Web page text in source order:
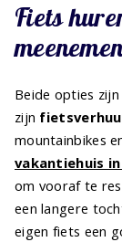
Fiets
Beide opties
zijn
mountainbikes
vakantiehuis
om vooraf te
een langere
eigen fiets een